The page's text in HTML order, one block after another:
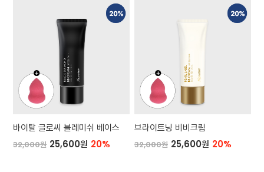
바이탈 글로씨 블레미쉬 베이스
32,000원 25,600원 20%
브라이트닝 비비크림
32,000원 25,600원 20%